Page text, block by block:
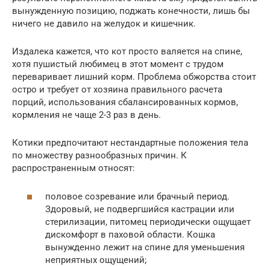
вынужденную позицию, поджать конечности, лишь бы
ничего не давило на желудок и кишечник.
Издалека кажется, что кот просто валяется на спине,
хотя пушистый любимец в этот момент с трудом
переваривает лишний корм. Проблема обжорства стоит
остро и требует от хозяина правильного расчета
порций, использования сбалансированных кормов,
кормления не чаще 2-3 раз в день.
Котики предпочитают нестандартные положения тела
по множеству разнообразных причин. К
распространенным относят:
половое созревание или брачный период.
Здоровый, не подвергшийся кастрации или
стерилизации, питомец периодически ощущает
дискомфорт в паховой области. Кошка
вынужденно лежит на спине для уменьшения
неприятных ощущений;